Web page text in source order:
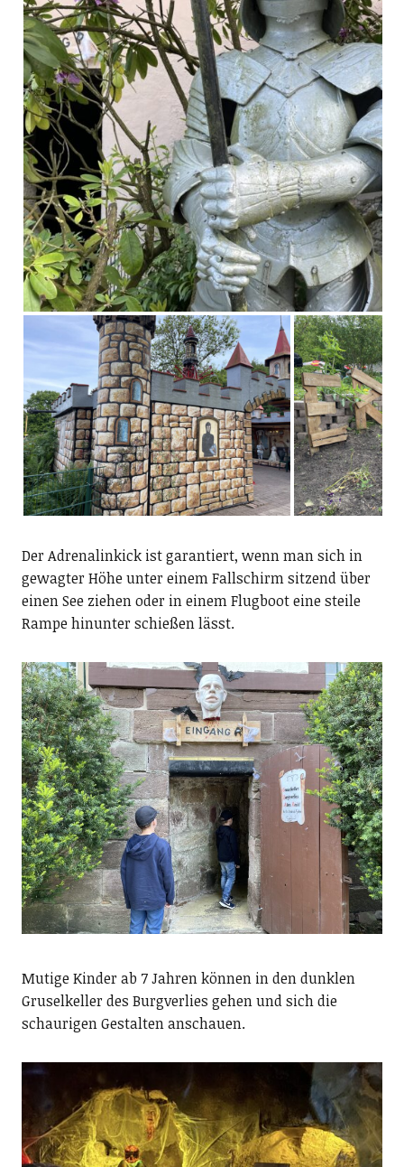
Der Adrenalinkick ist garantiert, wenn man sich in
gewagter Höhe unter einem Fallschirm sitzend über
einen See ziehen oder in einem Flugboot eine steile
Rampe hinunter schießen lässt.
Mutige Kinder ab 7 Jahren können in den dunklen
Gruselkeller des Burgverlies gehen und sich die
schaurigen Gestalten anschauen.